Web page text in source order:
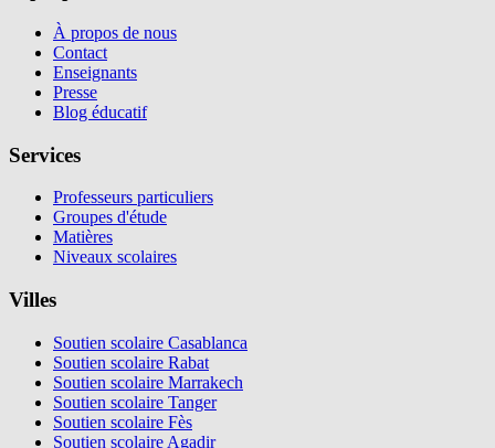
À propos de nous
Contact
Enseignants
Presse
Blog éducatif
Services
Professeurs particuliers
Groupes d'étude
Matières
Niveaux scolaires
Villes
Soutien scolaire Casablanca
Soutien scolaire Rabat
Soutien scolaire Marrakech
Soutien scolaire Tanger
Soutien scolaire Fès
Soutien scolaire Agadir